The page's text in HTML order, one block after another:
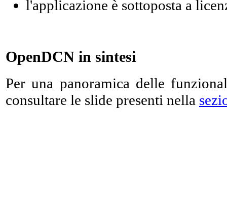
l'applicazione è sottoposta a
OpenDCN in sintesi
Per una panoramica delle
consultare le slide presenti nella